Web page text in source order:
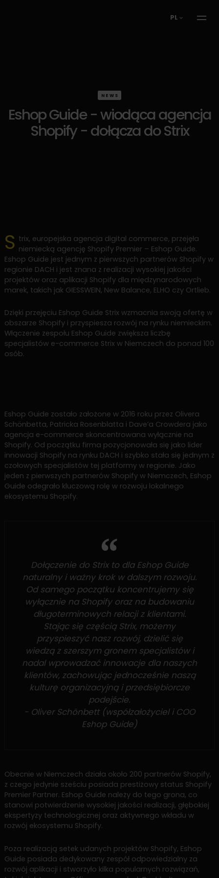
PL
NEWS
Eshop Guide - wiodąca agencja
Shopify - dołącza do Strix
S trix, europejska agencja digital commerce, przejęła
niemiecką agencję Shopify Premier – Eshop Guide.
Eshop Guide jest jednym z pierwszych partnerów Shopify w
regionie DACH i jest znana z realizacji wysokiej jakości
projektów oraz aplikacji Shopify dla międzynarodowych
marek, takich jak GIESSWEIN, New Balance, ELHO czy Ortlieb.
Dzięki przejęciu Eshop Guide Strix wzmacnia swoją ofertę w
obszarze Shopify i przyspiesza rozwój na rynku niemieckim.
Włączenie zespołu Eshop Guide zwiększa liczbę
specjalistów e-commerce Strix w Niemczech do ponad 100
osób.
Eshop Guide zostało założone w 2016 roku przez Olivera
Schönbetta, Patricka Rosenblatta i Dave’a Crowdera jako
agencja e-commerce skoncentrowana wyłącznie na
Shopify. Od początku firma pozycjonowała się jako lider
innowacji Shopify na rynku DACH i szybko stała się jednym z
czołowych specjalistów tej platformy w regionie. Jako
jeden z pierwszych partnerów Shopify w Niemczech, Eshop
Guide odegrało kluczową rolę w rozwoju lokalnego
ekosystemu Shopify.
Dołączenie do Strix to dla Eshop Guide
naturalny i ważny krok w dalszym rozwoju.
Od samego początku koncentrujemy się
wyłącznie na Shopify oraz na budowaniu
długoterminowych relacji z klientami.
Stając się częścią Strix, możemy
przyspieszyć nasz rozwój, dzielić się
wiedzą z szerszym gronem specjalistów i
nadal wprowadzać innowacje dla naszych
klientów, zachowując jednocześnie naszą
kulturę organizacyjną i przedsiębiorcze
podejście.
- Oliver Schönbett (współzałożyciel i COO
Eshop Guide)
Obecnie w Niemczech działa około 200 partnerów Shopify,
z czego jedynie sześciu posiada prestiżowy status Shopify
Premier Partner. Eshop Guide należy do tego grona, co
stanowi potwierdzenie wysokiej jakości realizacji, głębokiej
ekspertyzy technologicznej oraz aktywnego wkładu w
rozwój ekosystemu Shopify.
Poza realizacją setek udanych projektów Shopify, Eshop
Guide posiada dedykowany zespół odpowiedzialny za
rozwój aplikacji i stworzyło kilka popularnych rozwiązań,